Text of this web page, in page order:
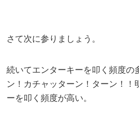
さて次に参りましょう。
続いてエンターキーを叩く頻度の
ン！カチャッターン！ターン！！
ーを叩く頻度が高い。